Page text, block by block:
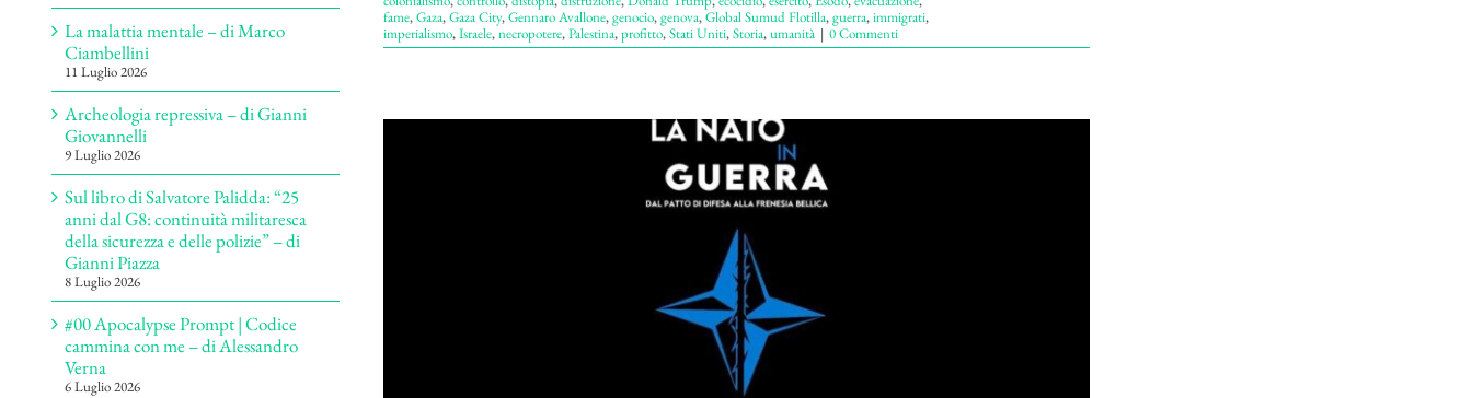
fame,Gaza,Gaza City,Gennaro Avallone,genocio,genova,Global Sumud Flotilla,guerra,immigrati,
imperialismo,Israele,necropotere,Palestina,profitto,Stati Uniti,Storia,umanità | 0 Commenti
La malattia mentale – di Marco
Ciambellini
11 Luglio 2026
Archeologia repressiva – di Gianni
Giovannelli
9 Luglio 2026
Sul libro di Salvatore Palidda: “25
anni dal G8: continuità militaresca
della sicurezza e delle polizie” – di
Gianni Piazza
8 Luglio 2026
#00 Apocalypse Prompt | Codice
cammina con me – di Alessandro
Verna
6 Luglio 2026